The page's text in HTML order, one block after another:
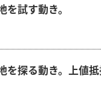
試す動き。
を探る動き。上値